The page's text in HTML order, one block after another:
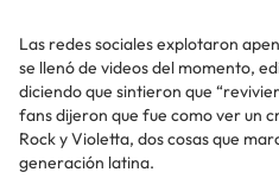
Las redes sociales explotaron
se llenó de videos del momento,
diciendo que sintieron que
fans dijeron que fue como ver un
Rock y Violetta, dos cosas que
generación latina.